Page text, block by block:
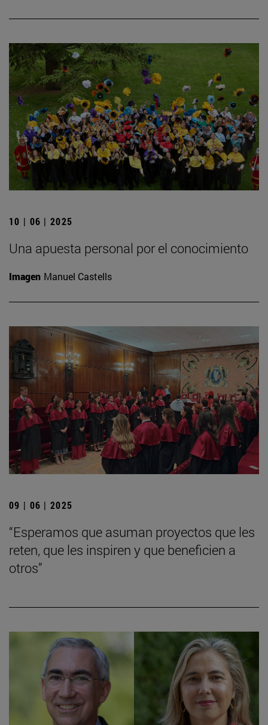
10 | 06 | 2025
Una apuesta personal por el conocimiento
Imagen Manuel Castells
09 | 06 | 2025
“Esperamos que asuman proyectos que les
reten, que les inspiren y que beneficien a
otros”